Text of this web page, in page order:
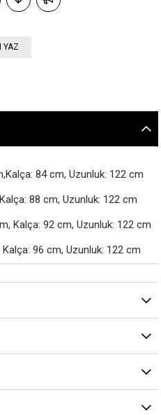
YAZ
84 cm, Uzunluk: 122 cm
88 cm, Uzunluk: 122 cm
Kalça: 92 cm, Uzunluk: 122 cm
96 cm, Uzunluk: 122 cm